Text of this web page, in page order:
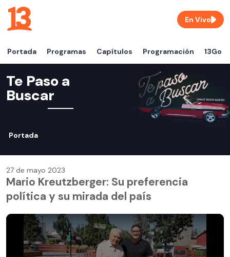
Portada Programas Capítulos Programación 13Go
En Vivo
Te Paso a
Buscar
Portada
27 de mayo 2023
Mario Kreutzberger: Su preferencia
política y su mirada del país